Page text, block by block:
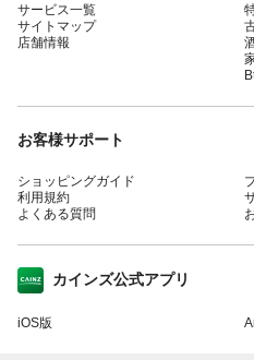
サービス一覧
サイトマップ
店舗情報
お客様サポート
ショッピングガイド
利用規約
よくある質問
カインズ公式アプリ
iOS版